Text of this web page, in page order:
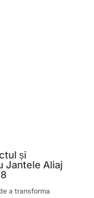
și
Jantele Aliaj
a transforma